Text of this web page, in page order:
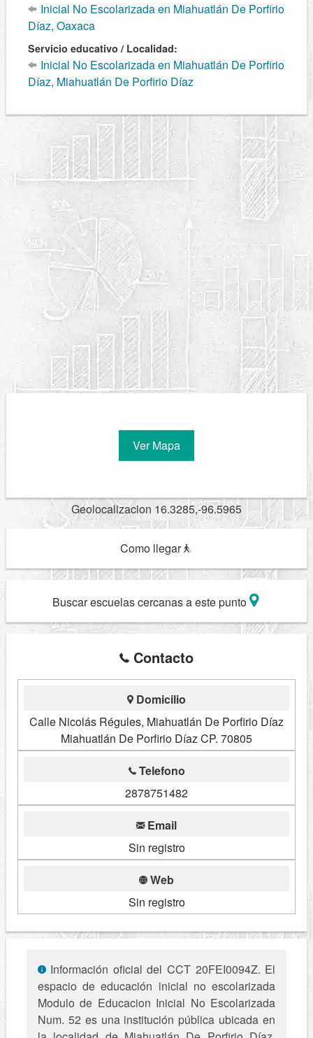
Inicial No Escolarizada en Miahuatlán De Porfirio
Díaz, Oaxaca
Servicio educativo / Localidad:
Inicial No Escolarizada en Miahuatlán De Porfirio
Díaz, Miahuatlán De Porfirio Díaz
Ver Mapa
Geolocalizacion 16.3285,-96.5965
Como llegar
Buscar escuelas cercanas a este punto
Contacto
Domicilio
Calle Nicolás Régules, Miahuatlán De Porfirio Díaz
Miahuatlán De Porfirio Díaz CP. 70805
Telefono
2878751482
Email
Sin registro
Web
Sin registro
Información oficial del CCT 20FEI0094Z. El
espacio de educación inicial no escolarizada
Modulo de Educacion Inicial No Escolarizada
Num. 52 es una institución pública ubicada en